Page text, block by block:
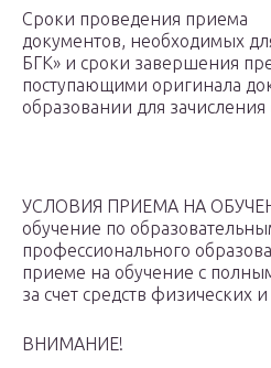
Сроки проведения приема
документов, необходимых
БГК» и сроки завершения
поступающими оригинала
образовании для
УСЛОВИЯ ПРИЕМА НА
обучение по
профессионального
приеме на обучение с
за счет средств физических
ВНИМАНИЕ!